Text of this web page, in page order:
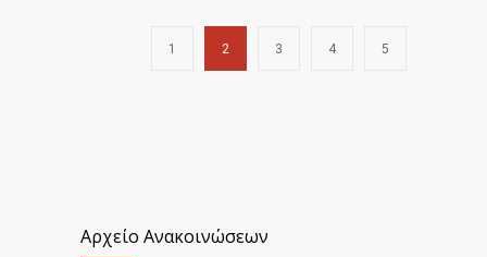
1 2 3 4 5
Αρχείο Ανακοινώσεων